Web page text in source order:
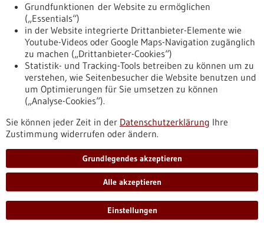
Pressemitteilung - 13.05.2026
„KI hat eigentlich keinen blassen Schimmer,
was sie tut“
KI verändert die Wissenschaft – auch die Neurowissenschaft.
Wir haben mit Gabriele Lohmann über Forschung an der
Schnittstelle von Gehirn und Algorithmus gesprochen: über
künstliche Intelligenz als Forschungswerkzeug, das
Decodieren von Hirnaktivität, und warum große
https://www.gesundheitsindustrie-
bw.de/fachbeitrag/pm/ki-hat-eigentlich-keinen-blassen-
Pressemitteilung - 13.05.2026
Grundfunktionen der Website zu ermöglichen
(„Essentials“)
in der Website integrierte Drittanbieter-Elemente wie
Youtube-Videos oder Google Maps-Navigation zugänglich
zu machen („Drittanbieter-Cookies“)
Statistik- und Tracking-Tools betreiben zu können um zu
verstehen, wie Seitenbesucher die Website benutzen und
um Optimierungen für Sie umsetzen zu können
(„Analyse-Cookies“).
Sie können jeder Zeit in der Datenschutzerklärung Ihre
Zustimmung widerrufen oder ändern.
Grundlegendes akzeptieren
Alle akzeptieren
Einstellungen